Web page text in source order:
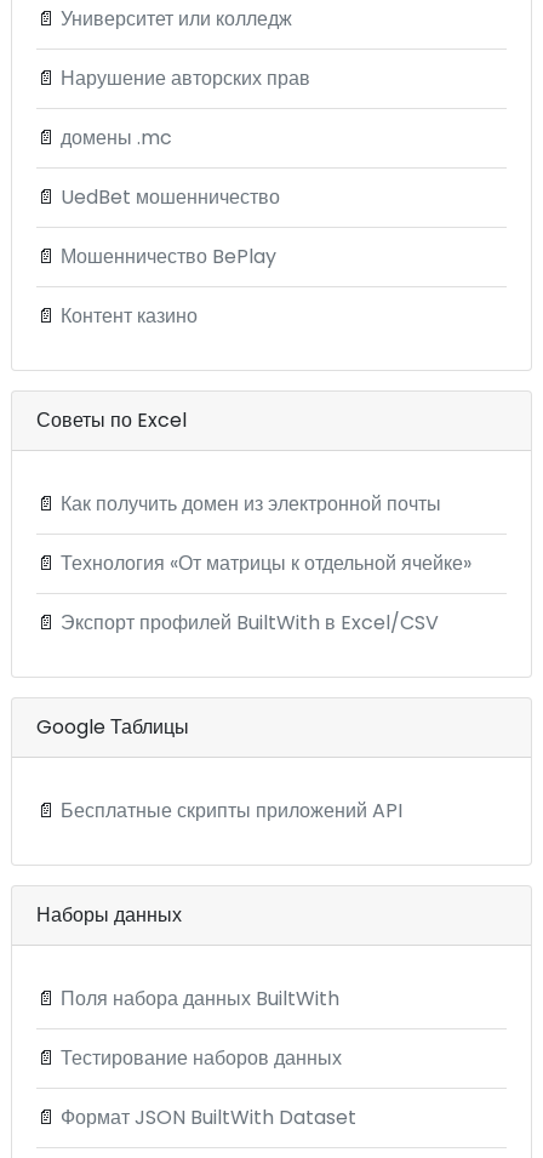
📄 Университет или колледж
📄 Нарушение авторских прав
📄 домены .mc
📄 UedBet мошенничество
📄 Мошенничество BePlay
📄 Контент казино
Советы по Excel
📄 Как получить домен из электронной почты
📄 Технология «От матрицы к отдельной ячейке»
📄 Экспорт профилей BuiltWith в Excel/CSV
Google Таблицы
📄 Бесплатные скрипты приложений API
Наборы данных
📄 Поля набора данных BuiltWith
📄 Тестирование наборов данных
📄 Формат JSON BuiltWith Dataset